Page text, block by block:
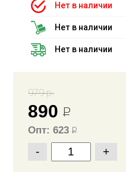
Нет в наличии
Нет в наличии
Нет в наличии
979 р.
890Р
Опт: 623Р
- +